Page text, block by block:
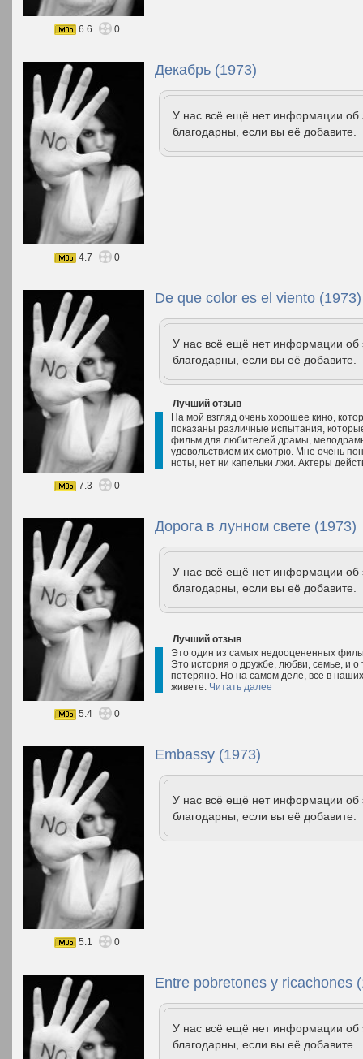
6.6 0
Декабрь (1973)
У нас всё ещё нет информации
благодарны, если вы её добавите.
4.7 0
De que color es el viento (1973)
У нас всё ещё нет информации
благодарны, если вы её добавите.
Лучший отзыв
На мой взгляд очень хорошее кино,
показаны различные испытания,
фильм для любителей драмы,
удовольствием их смотрю. Мне очень
ноты, нет ни капельки лжи. Актеры
7.3
0
Дорога в лунном свете (1973)
У нас всё ещё нет информации
благодарны, если вы её добавите.
Лучший отзыв
Это один из самых недооцененных
Это история о дружбе, любви, семье, и
потеряно. Но на самом деле, все в
живете. Читать далее
5.4 0
Embassy (1973)
У нас всё ещё нет информации
благодарны, если вы её добавите.
5.1 0
Entre pobretones y ricachones
У нас всё ещё нет информации
благодарны, если вы её добавите.